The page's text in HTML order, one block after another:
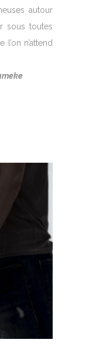
autour
sous toutes
n’attend